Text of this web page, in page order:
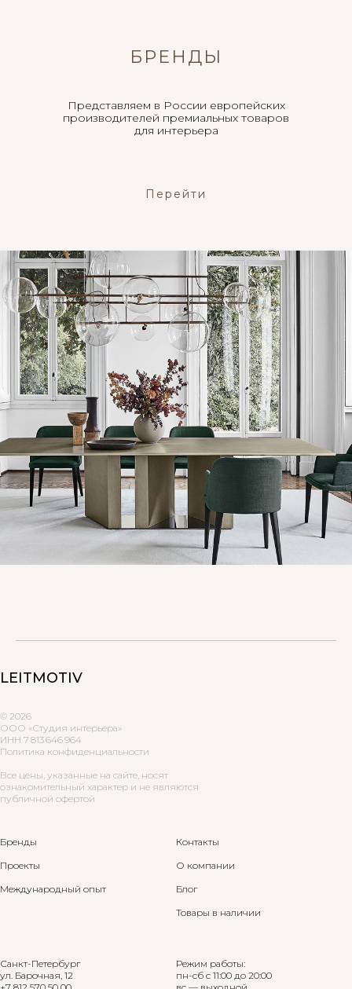
Перейти
Представляем в России европейских
производителей премиальных товаров
для интерьера
БРЕНДЫ
LEITMOTIV
© 2026
ООО «Студия интерьера»
ИНН 7 813 646 964
Политика конфиденциальности
Все цены, указанные на сайте, носят
ознакомительный характер и не являются
публичной офертой
Бренды
Проекты
Международный опыт
Контакты
О компании
Блог
Товары в наличии
Санкт-Петербург
ул. Барочная, 12
Режим работы:
пн-сб с 11:00 до 20:00